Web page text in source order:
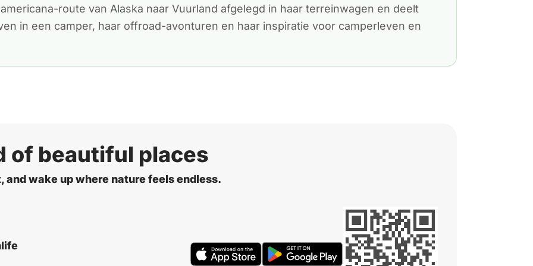
route van Alaska naar Vuurland afgelegd in haar terreinwagen en deelt
in een camper, haar offroad-avonturen en haar inspiratie voor camperleven en
of beautiful places
and wake up where nature feels endless.